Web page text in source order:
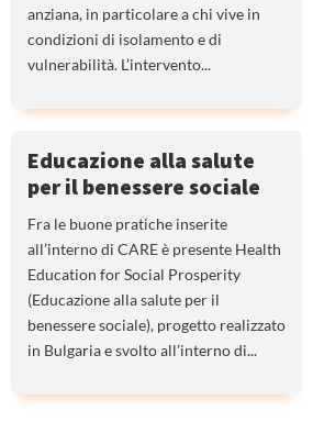
anziana, in particolare a chi vive in
condizioni di isolamento e di
vulnerabilità. L’intervento...
Educazione alla salute
per il benessere sociale
Fra le buone pratiche inserite
all’interno di CARE è presente Health
Education for Social Prosperity
(Educazione alla salute per il
benessere sociale), progetto realizzato
in Bulgaria e svolto all’interno di...